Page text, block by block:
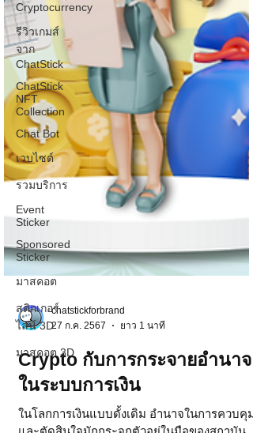
Cryptocurrency
รีวิวเกมส์
จาก
ChatStick
ChatStick
NFT
Collection
Chat Bot
เวบไซต์
รวมบริการ
Event
Sticker
Sponsored
Sticker
มาสคอต
สติกเกอร์
ไลน์ 3D
มาสคอต 3D
27 ก.ค. 2567
ยาว 1 นาที
Crypto กับการกระจายอำนาจ
ในระบบการเงิน